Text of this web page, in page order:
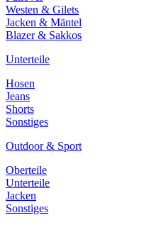
Westen & Gilets
Jacken & Mäntel
Blazer & Sakkos
Unterteile
Hosen
Jeans
Shorts
Sonstiges
Outdoor & Sport
Oberteile
Unterteile
Jacken
Sonstiges